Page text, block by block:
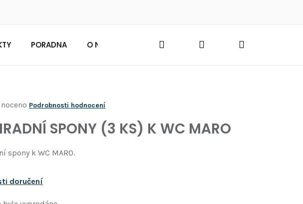
PORADNA O NÁS Hledat PřihlášeníNákupní
Podrobnosti hodnocení
SPONY (3 KS) K WC MARO
spony k WC MARO.
doručení